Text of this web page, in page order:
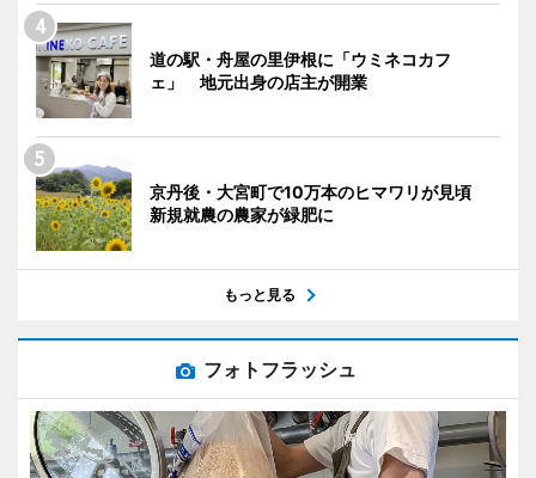
道の駅・舟屋の里伊根に「ウミネコカフ
ェ」 地元出身の店主が開業
京丹後・大宮町で10万本のヒマワリが見頃
新規就農の農家が緑肥に
もっと見る
フォトフラッシュ